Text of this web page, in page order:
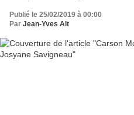
Publié le 25/02/2019 à 00:00
Par Jean-Yves Alt